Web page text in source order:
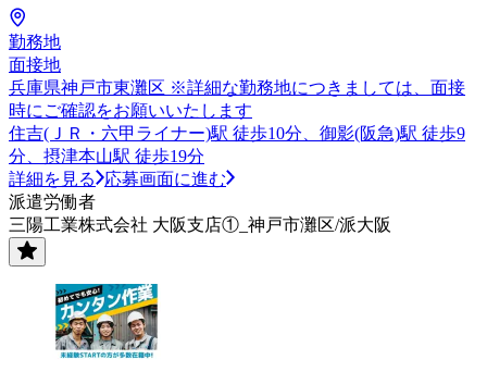
勤務地
面接地
兵庫県神戸市東灘区 ※詳細な勤務地につきましては、面接
時にご確認をお願いいたします
住吉(ＪＲ・六甲ライナー)駅 徒歩10分、御影(阪急)駅 徒歩9
分、摂津本山駅 徒歩19分
詳細を見る
応募画面に進む
派遣労働者
三陽工業株式会社 大阪支店①_神戸市灘区/派大阪